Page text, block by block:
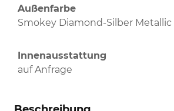
Außenfarbe
Smokey Diamond-Silber Metallic
Innenausstattung
auf Anfrage